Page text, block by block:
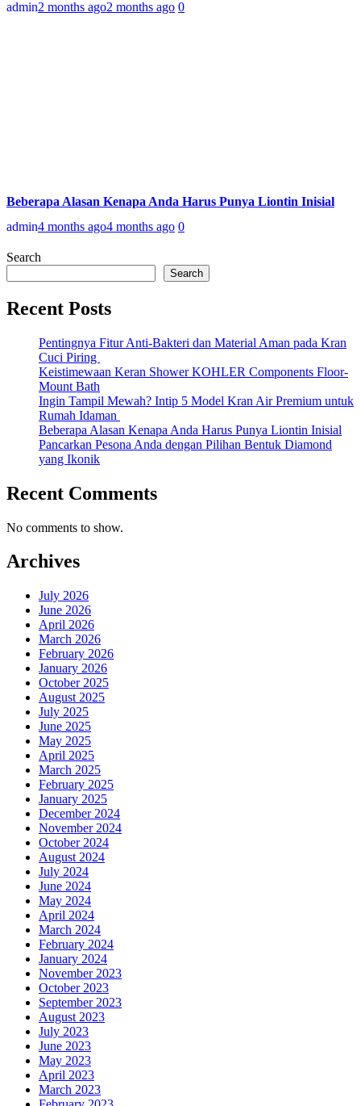
admin2 months ago2 months ago 0
Beberapa Alasan Kenapa Anda Harus Punya Liontin Inisial
admin4 months ago4 months ago 0
Search
Search
Recent Posts
Pentingnya Fitur Anti-Bakteri dan Material Aman pada Kran
Cuci Piring
Keistimewaan Keran Shower KOHLER Components Floor-
Mount Bath
Ingin Tampil Mewah? Intip 5 Model Kran Air Premium untuk
Rumah Idaman
Beberapa Alasan Kenapa Anda Harus Punya Liontin Inisial
Pancarkan Pesona Anda dengan Pilihan Bentuk Diamond
yang Ikonik
Recent Comments
No comments to show.
Archives
July 2026
June 2026
April 2026
March 2026
February 2026
January 2026
October 2025
August 2025
July 2025
June 2025
May 2025
April 2025
March 2025
February 2025
January 2025
December 2024
November 2024
October 2024
August 2024
July 2024
June 2024
May 2024
April 2024
March 2024
February 2024
January 2024
November 2023
October 2023
September 2023
August 2023
July 2023
June 2023
May 2023
April 2023
March 2023